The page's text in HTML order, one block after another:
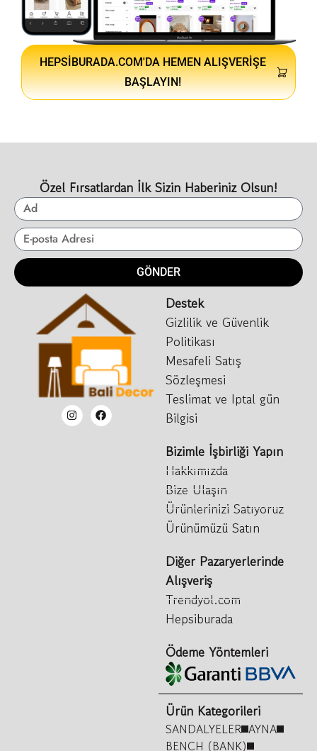
HEPSIBURADA.COM'DA HEMEN ALIŞVERIŞE
BAŞLAYIN!
Özel Fırsatlardan İlk Sizin Haberiniz Olsun!
GÖNDER
Destek
Gizlilik ve Güvenlik
Politikası
Mesafeli Satış
Sözleşmesi
Teslimat ve Iptal gün
Bilgisi
Bizimle İşbirliği Yapın
Hakkımızda
Bize Ulaşın
Ürünlerinizi Satıyoruz
Ürünümüzü Satın
Diğer Pazaryerlerinde
Alışveriş
Trendyol.com
Hepsiburada
Ödeme Yöntemleri
Ürün Kategorileri
SANDALYELER AYNA
BENCH (BANK)